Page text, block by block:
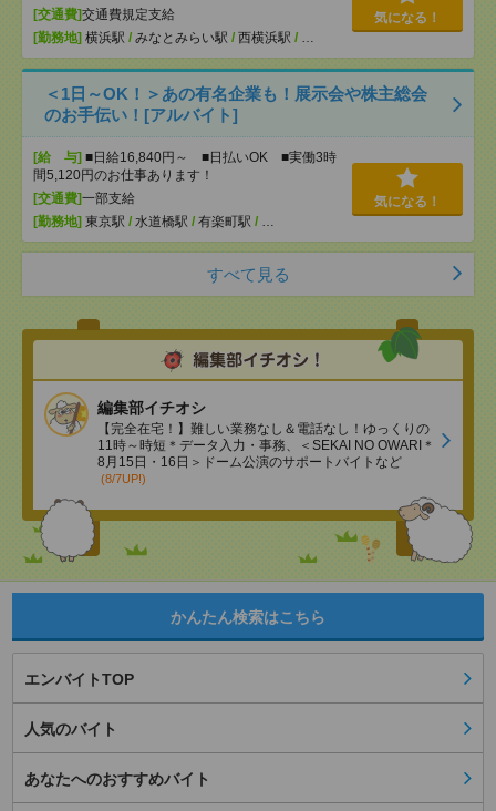
[交通費]交通費規定支給
[勤務地] 横浜駅 / みなとみらい駅 / 西横浜駅 / …
気になる！
＜1日～OK！＞あの有名企業も！展示会や株主総会
のお手伝い！[アルバイト]
[給 与] ■日給16,840円～ ■日払いOK ■実働3時
間5,120円のお仕事あります！
[交通費]一部支給
[勤務地] 東京駅 / 水道橋駅 / 有楽町駅 / …
気になる！
すべて見る
編集部イチオシ
【完全在宅！】難しい業務なし＆電話なし！ゆっくりの
11時～時短＊データ入力・事務、＜SEKAI NO OWARI＊
8月15日・16日＞ドーム公演のサポートバイトなど
(8/7UP!)
かんたん検索はこちら
エンバイトTOP
人気のバイト
あなたへのおすすめバイト